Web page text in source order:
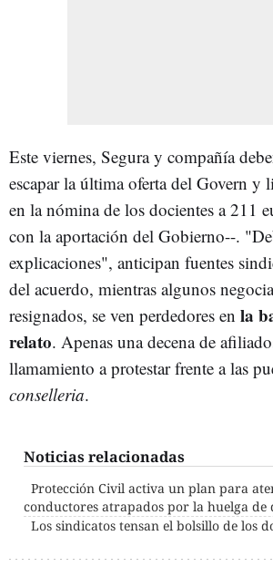
Este viernes, Segura y compañía
escapar la última oferta del Govern y
en la nómina de los docientes a 211
con la aportación del Gobierno--.
explicaciones", anticipan fuentes
del acuerdo, mientras algunos
resignados, se ven perdedores en la
relato. Apenas una decena de
llamamiento a protestar frente a las
conselleria.
Noticias relacionadas
Protección Civil activa un plan para
conductores atrapados por la huelga de
Los sindicatos tensan el bolsillo de los